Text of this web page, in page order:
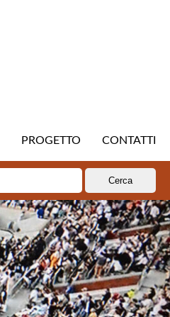
PROGETTO CONTATTI